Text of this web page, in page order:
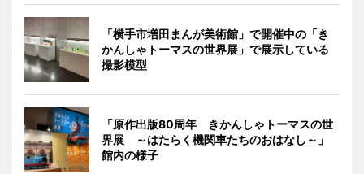
「横手市増田まんが美術館」で開催中の「き
かんしゃトーマスの世界展」で展示している
撮影模型
「原作出版80周年 きかんしゃトーマスの世
界展 ～はたらく機関車たちのおはなし～」
館内の様子